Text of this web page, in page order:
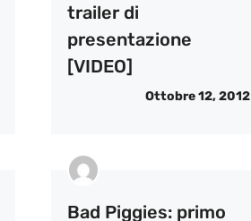
trailer di
presentazione
[VIDEO]
Ottobre 12, 2012
Bad Piggies: primo